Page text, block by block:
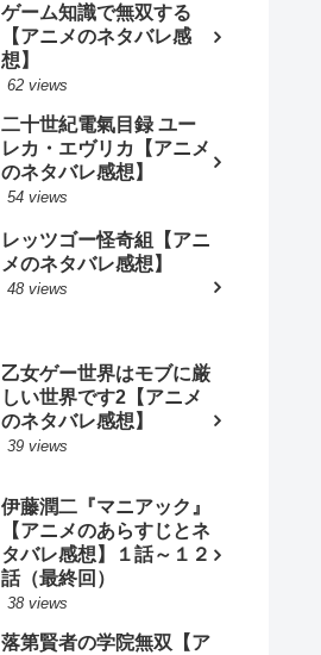
ゲーム知識で無双する
【アニメのネタバレ感
想】
62 views
二十世紀電氣目録 ユー
レカ・エヴリカ【アニメ
のネタバレ感想】
54 views
レッツゴー怪奇組【アニ
メのネタバレ感想】
48 views
乙女ゲー世界はモブに厳
しい世界です2【アニメ
のネタバレ感想】
39 views
伊藤潤二『マニアック』
【アニメのあらすじとネ
タバレ感想】１話～１２
話（最終回）
38 views
落第賢者の学院無双【ア